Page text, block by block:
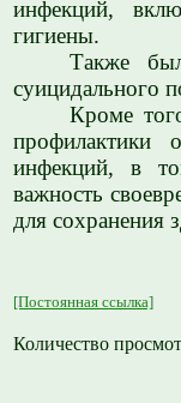
инфекций,
гигиены.
Также
суицидального
Кроме
профилактики
инфекций, в
важность
для сохранения
[Постоянная ссылка]
Количество